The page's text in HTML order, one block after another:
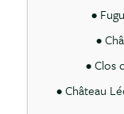
•
•
• Clos
• Château